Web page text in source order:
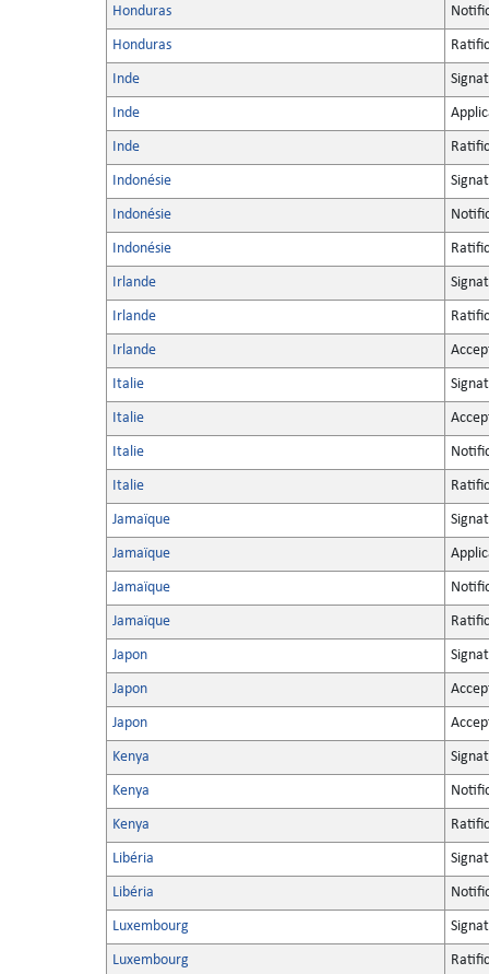
Honduras
Honduras
Inde
Inde
Inde
Indonésie
Indonésie
Indonésie
Irlande
Irlande
Irlande
Italie
Italie
Italie
Italie
Jamaïque
Jamaïque
Jamaïque
Jamaïque
Japon
Japon
Japon
Kenya
Kenya
Kenya
Libéria
Libéria
Luxembourg
Luxembourg